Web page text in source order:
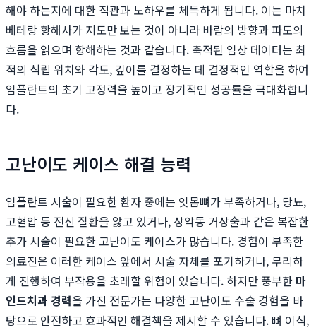
해야 하는지에 대한 직관과 노하우를 체득하게 됩니다. 이는 마치
베테랑 항해사가 지도만 보는 것이 아니라 바람의 방향과 파도의
흐름을 읽으며 항해하는 것과 같습니다. 축적된 임상 데이터는 최
적의 식립 위치와 각도, 깊이를 결정하는 데 결정적인 역할을 하여
임플란트의 초기 고정력을 높이고 장기적인 성공률을 극대화합니
다.
고난이도 케이스 해결 능력
임플란트 시술이 필요한 환자 중에는 잇몸뼈가 부족하거나, 당뇨,
고혈압 등 전신 질환을 앓고 있거나, 상악동 거상술과 같은 복잡한
추가 시술이 필요한 고난이도 케이스가 많습니다. 경험이 부족한
의료진은 이러한 케이스 앞에서 시술 자체를 포기하거나, 무리하
게 진행하여 부작용을 초래할 위험이 있습니다. 하지만 풍부한 마
인드치과 경력을 가진 전문가는 다양한 고난이도 수술 경험을 바
탕으로 안전하고 효과적인 해결책을 제시할 수 있습니다. 뼈 이식,